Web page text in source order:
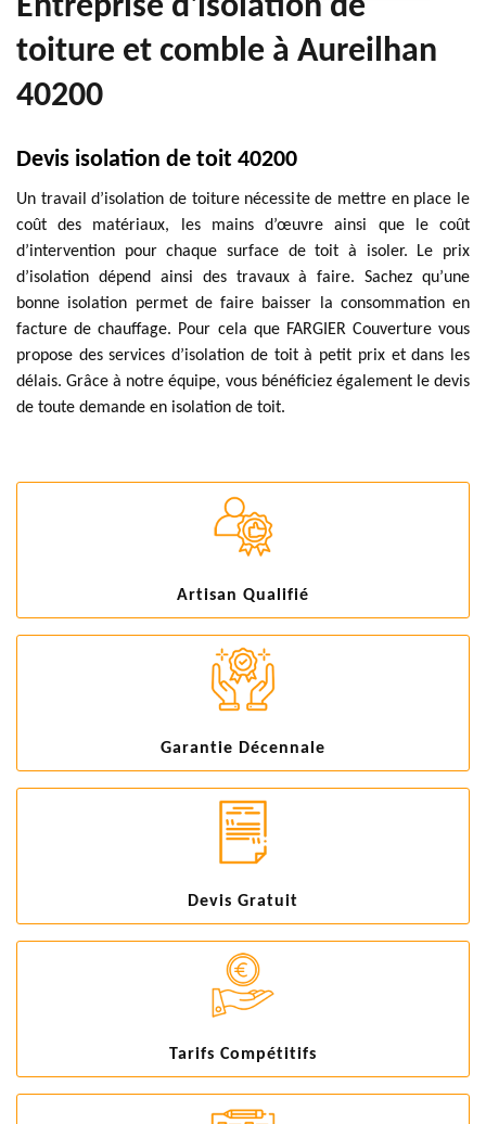
Entreprise d'isolation de
toiture et comble à Aureilhan
40200
Devis isolation de toit 40200
Un travail d’isolation de toiture nécessite de mettre en place le
coût des matériaux, les mains d’œuvre ainsi que le coût
d’intervention pour chaque surface de toit à isoler. Le prix
d’isolation dépend ainsi des travaux à faire. Sachez qu’une
bonne isolation permet de faire baisser la consommation en
facture de chauffage. Pour cela que FARGIER Couverture vous
propose des services d’isolation de toit à petit prix et dans les
délais. Grâce à notre équipe, vous bénéficiez également le devis
de toute demande en isolation de toit.
Artisan Qualifié
Garantie Décennale
Devis Gratuit
Tarifs Compétitifs